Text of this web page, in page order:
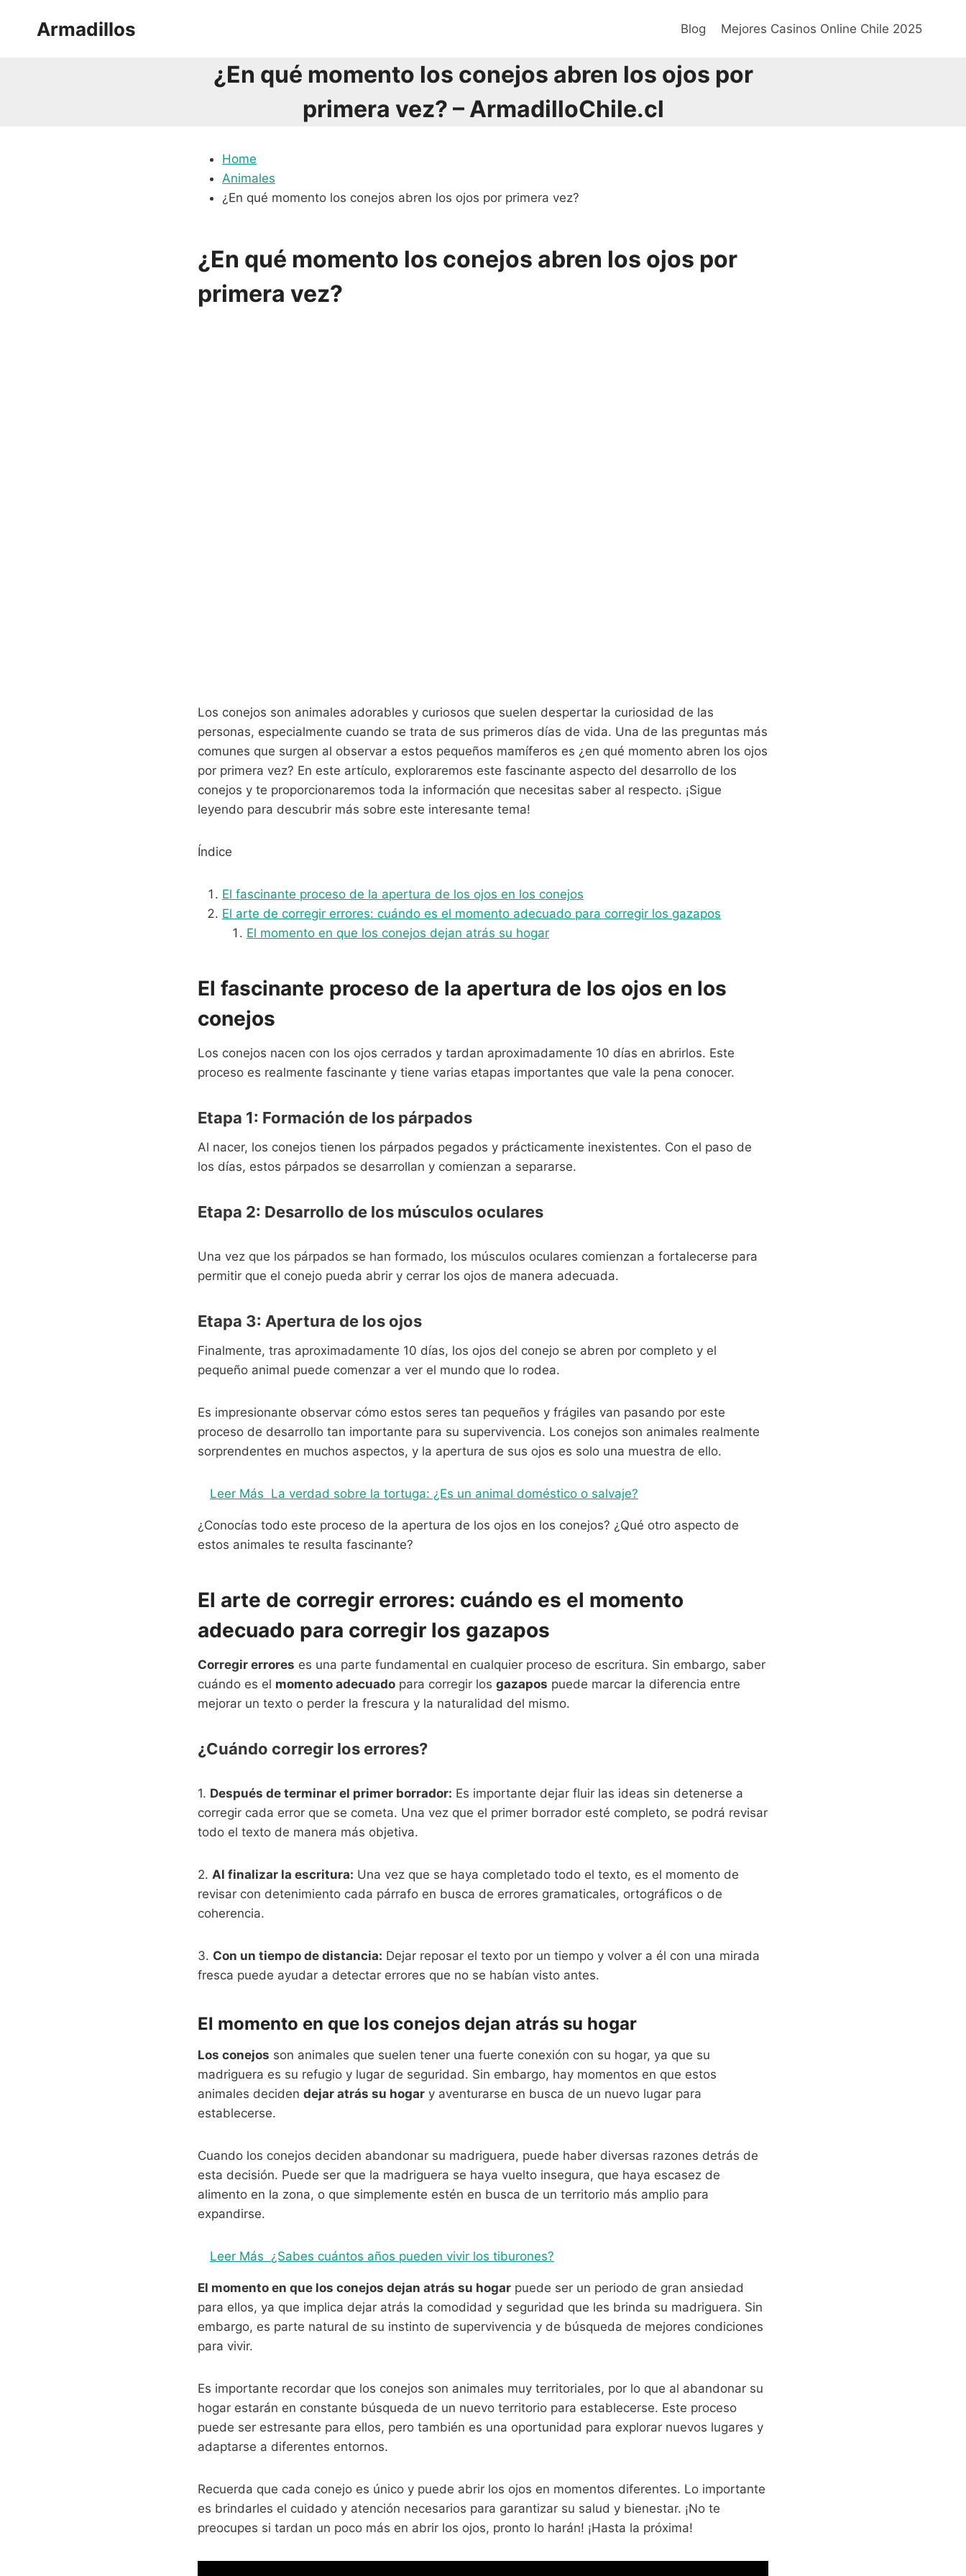
Armadillos Blog Mejores Casinos Online Chile 2025
¿En qué momento los conejos abren los ojos por
primera vez? – ArmadilloChile.cl
Home
Animales
¿En qué momento los conejos abren los ojos por primera vez?
¿En qué momento los conejos abren los ojos por
primera vez?
Los conejos son animales adorables y curiosos que suelen despertar la curiosidad de las
personas, especialmente cuando se trata de sus primeros días de vida. Una de las preguntas más
comunes que surgen al observar a estos pequeños mamíferos es ¿en qué momento abren los ojos
por primera vez? En este artículo, exploraremos este fascinante aspecto del desarrollo de los
conejos y te proporcionaremos toda la información que necesitas saber al respecto. ¡Sigue
leyendo para descubrir más sobre este interesante tema!
Índice
El fascinante proceso de la apertura de los ojos en los conejos
El arte de corregir errores: cuándo es el momento adecuado para corregir los gazapos
El momento en que los conejos dejan atrás su hogar
El fascinante proceso de la apertura de los ojos en los
conejos
Los conejos nacen con los ojos cerrados y tardan aproximadamente 10 días en abrirlos. Este
proceso es realmente fascinante y tiene varias etapas importantes que vale la pena conocer.
Etapa 1: Formación de los párpados
Al nacer, los conejos tienen los párpados pegados y prácticamente inexistentes. Con el paso de
los días, estos párpados se desarrollan y comienzan a separarse.
Etapa 2: Desarrollo de los músculos oculares
Una vez que los párpados se han formado, los músculos oculares comienzan a fortalecerse para
permitir que el conejo pueda abrir y cerrar los ojos de manera adecuada.
Etapa 3: Apertura de los ojos
Finalmente, tras aproximadamente 10 días, los ojos del conejo se abren por completo y el
pequeño animal puede comenzar a ver el mundo que lo rodea.
Es impresionante observar cómo estos seres tan pequeños y frágiles van pasando por este
proceso de desarrollo tan importante para su supervivencia. Los conejos son animales realmente
sorprendentes en muchos aspectos, y la apertura de sus ojos es solo una muestra de ello.
Leer Más La verdad sobre la tortuga: ¿Es un animal doméstico o salvaje?
¿Conocías todo este proceso de la apertura de los ojos en los conejos? ¿Qué otro aspecto de
estos animales te resulta fascinante?
El arte de corregir errores: cuándo es el momento
adecuado para corregir los gazapos
Corregir errores es una parte fundamental en cualquier proceso de escritura. Sin embargo, saber
cuándo es el momento adecuado para corregir los gazapos puede marcar la diferencia entre
mejorar un texto o perder la frescura y la naturalidad del mismo.
¿Cuándo corregir los errores?
1. Después de terminar el primer borrador: Es importante dejar fluir las ideas sin detenerse a
corregir cada error que se cometa. Una vez que el primer borrador esté completo, se podrá revisar
todo el texto de manera más objetiva.
2. Al finalizar la escritura: Una vez que se haya completado todo el texto, es el momento de
revisar con detenimiento cada párrafo en busca de errores gramaticales, ortográficos o de
coherencia.
3. Con un tiempo de distancia: Dejar reposar el texto por un tiempo y volver a él con una mirada
fresca puede ayudar a detectar errores que no se habían visto antes.
El momento en que los conejos dejan atrás su hogar
Los conejos son animales que suelen tener una fuerte conexión con su hogar, ya que su
madriguera es su refugio y lugar de seguridad. Sin embargo, hay momentos en que estos
animales deciden dejar atrás su hogar y aventurarse en busca de un nuevo lugar para
establecerse.
Cuando los conejos deciden abandonar su madriguera, puede haber diversas razones detrás de
esta decisión. Puede ser que la madriguera se haya vuelto insegura, que haya escasez de
alimento en la zona, o que simplemente estén en busca de un territorio más amplio para
expandirse.
Leer Más ¿Sabes cuántos años pueden vivir los tiburones?
El momento en que los conejos dejan atrás su hogar puede ser un periodo de gran ansiedad
para ellos, ya que implica dejar atrás la comodidad y seguridad que les brinda su madriguera. Sin
embargo, es parte natural de su instinto de supervivencia y de búsqueda de mejores condiciones
para vivir.
Es importante recordar que los conejos son animales muy territoriales, por lo que al abandonar su
hogar estarán en constante búsqueda de un nuevo territorio para establecerse. Este proceso
puede ser estresante para ellos, pero también es una oportunidad para explorar nuevos lugares y
adaptarse a diferentes entornos.
Recuerda que cada conejo es único y puede abrir los ojos en momentos diferentes. Lo importante
es brindarles el cuidado y atención necesarios para garantizar su salud y bienestar. ¡No te
preocupes si tardan un poco más en abrir los ojos, pronto lo harán! ¡Hasta la próxima!